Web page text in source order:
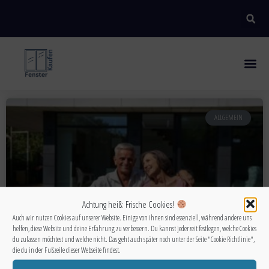
Achtung heiß: Frische Cookies!
Auch wir nutzen Cookies auf unserer Website. Einige von ihnen sind essenziell, während andere uns
helfen, diese Website und deine Erfahrung zu verbessern. Du kannst jederzeit festlegen, welche Cookies
du zulassen möchtest und welche nicht. Das geht auch später noch unter der Seite "Cookie Richtlinie",
die du in der Fußzeile dieser Webseite findest.
ALLGEMEIN